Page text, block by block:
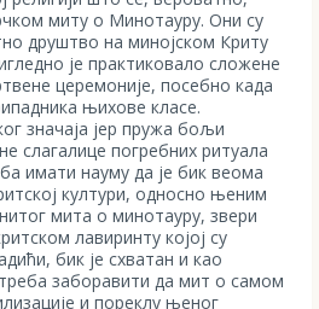
миту о Минотауру. Они су
друштво на минојском Криту
је практиковало сложене
церемоније, посебно када
њихове класе.
значаја јер пружа бољи
слагалице погребних ритуала
имати науму да је бик веома
култури, односно њеним
мита о минотауру, звери
лавиринту којој су
бик је схватан и као
заборавити да мит о самом
и пореклу њеног